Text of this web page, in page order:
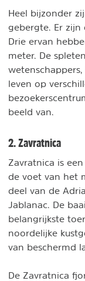
Heel bijzonder
gebergte. Er
Drie ervan
meter. De
leven op
beeld van.
2. Zavratnica
Zavratnica is
de voet van het
deel van de
Jablanac. De
belangrijkste
noordelijke
van beschermd
De Zavratnica